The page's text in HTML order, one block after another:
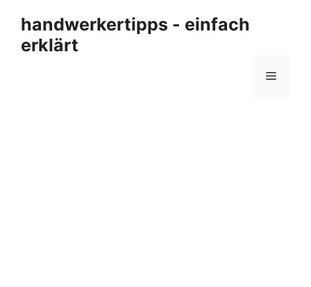
Inhalt
springen
handwerkertipps - einfach
erklärt
Menü